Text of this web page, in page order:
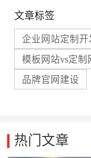
文章标签
企业网站定制开
模板网站vs定制
品牌官网建设
热门文章